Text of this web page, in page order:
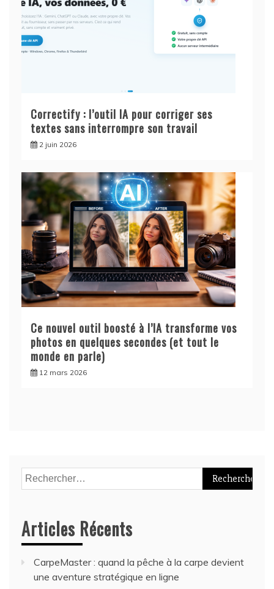
Correctify : l’outil IA pour corriger ses
textes sans interrompre son travail
2 juin 2026
Ce nouvel outil boosté à l’IA transforme vos
photos en quelques secondes (et tout le
monde en parle)
12 mars 2026
Rechercher :
Articles Récents
CarpeMaster : quand la pêche à la carpe devient
une aventure stratégique en ligne